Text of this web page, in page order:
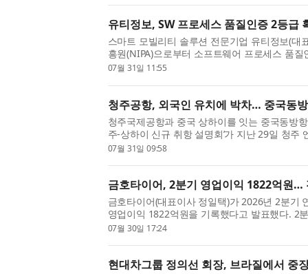
유티정보, SW 프로세스 품질인증 2등급
스마트 모빌리티 솔루션 전문기업 유티정보(대
흥원(NIPA)으로부터 소프트웨어 프로세스 품질
Quality Certification) 2등급을 전사(全社) 범위
07월 31일 11:55
청주공항, 외국인 유치에 박차… 중국동방
청주국제공항과 중국 상하이를 잇는 중국동방
주-상하이 신규 취항 설명회’가 지난 29일 청주
다. 청주공항은 최근 외국인 관광객 유치에서
07월 31일 09:58
금호타이어, 2분기 영업이익 1822억원…
금호타이어(대표이사 정일택)가 2026년 2분기
영업이익 1822억원을 기록했다고 발표했다. 2
으로 신차용(OE) 타이어 공급 확대와 고수익 타
07월 30일 17:24
현대차그룹 정의선 회장, 브라질에서 중